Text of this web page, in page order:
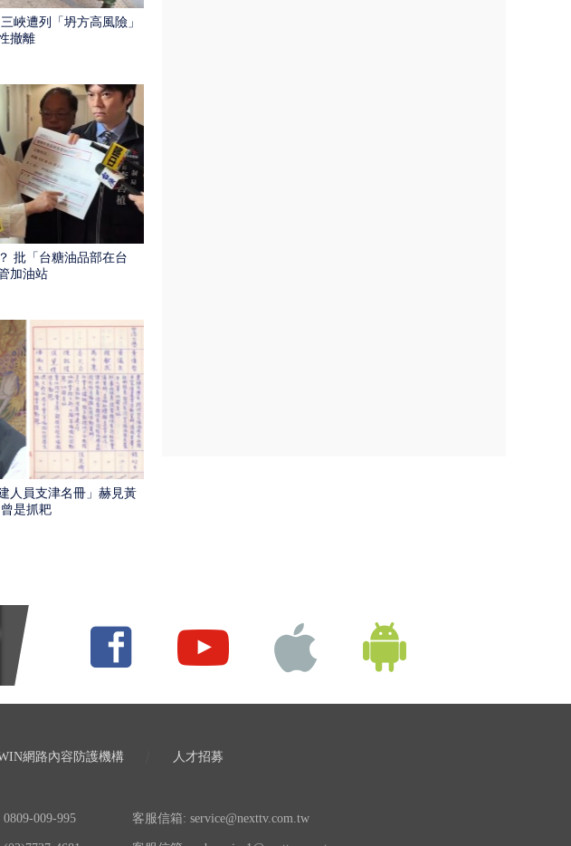
峽遭列「坍方高風險」
撤離
批「台糖油品部在台
加油站
人員支津名冊」赫見黃
是抓耙
網路內容防護機構 人才招募
009-995 客服信箱: service@nexttv.com.tw